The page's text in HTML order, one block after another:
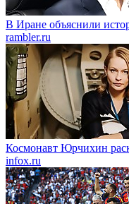
В Иране объяснили
rambler.ru
Космонавт Юрчихин
infox.ru